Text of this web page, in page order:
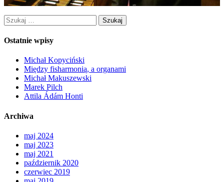
Szukaj:
Ostatnie wpisy
Michał Kopyciński
Między fisharmonią, a organami
Michał Makuszewski
Marek Pilch
Attila Ádám Honti
Archiwa
maj 2024
maj 2023
maj 2021
październik 2020
czerwiec 2019